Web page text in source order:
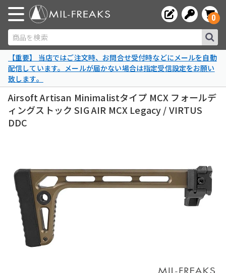
商品を検索
0
【重要】 当店ではご注文時、お問合せ受付時などにメールを自動
配信しています。メールが届かない場合は指定受信設定をお願い
致します。
Airsoft Artisan Minimalistタイプ MCX フォールデ
ィングストック SIG AIR MCX Legacy / VIRTUS
DDC